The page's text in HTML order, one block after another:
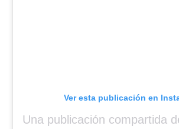
Ver esta publicación en